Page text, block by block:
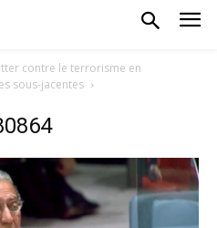
contre le terrorisme en
sous-jacentes